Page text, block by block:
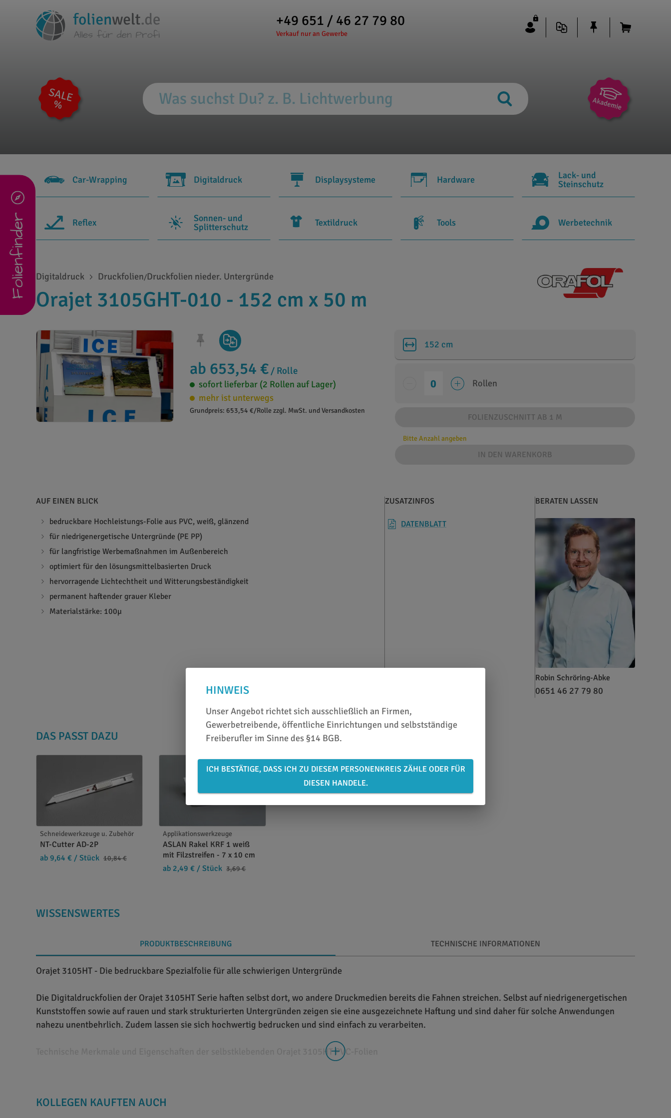
+49 651 / 46 27 79 80
Verkauf nur an Gewerbe
Car-Wrapping Digitaldruck Displaysysteme Hardware
Lack- und
Steinschutz
Reflex
Sonnen- und
Splitterschutz
Textildruck Tools Werbetechnik
Folienfinder Digitaldruck Druckfolien/Druckfolien nieder. Untergründe
Orajet 3105GHT-010 - 152 cm x 50 m
ab 653,54 € / Rolle
sofort lieferbar (2 Rollen auf Lager)
mehr ist unterwegs
Grundpreis: 653,54 €/Rolle zzgl. MwSt. und Versandkosten
152 cm
Rollen
FOLIENZUSCHNITT AB 1 M
Bitte Anzahl angeben
IN DEN WARENKORB
AUF EINEN BLICK
bedruckbare Hochleistungs-Folie aus PVC, weiß, glänzend
für niedrigenergetische Untergründe (PE PP)
für langfristige Werbemaßnahmen im Außenbereich
optimiert für den lösungsmittelbasierten Druck
hervorragende Lichtechtheit und Witterungsbeständigkeit
permanent haftender grauer Kleber
Materialstärke: 100µ
ZUSATZINFOS
DATENBLATT
BERATEN LASSEN
Robin Schröring-Abke
0651 46 27 79 80
DAS PASST DAZU
Schneidewerkzeuge u. Zubehör
NT-Cutter AD-2P
ab 9,64 € / Stück 10,84 €
Applikationswerkzeuge
ASLAN Rakel KRF 1 weiß
mit Filzstreifen - 7 x 10 cm
ab 2,49 € / Stück 3,69 €
WISSENSWERTES
PRODUKTBESCHREIBUNG TECHNISCHE INFORMATIONEN
Orajet 3105HT - Die bedruckbare Spezialfolie für alle schwierigen Untergründe
Die Digitaldruckfolien der Orajet 3105HT Serie haften selbst dort, wo andere Druckmedien bereits die Fahnen streichen. Selbst auf niedrigenergetischen
Kunststoffen sowie auf rauen und stark strukturierten Untergründen zeigen sie eine ausgezeichnete Haftung und sind daher für solche Anwendungen
nahezu unentbehrlich. Zudem lassen sie sich hochwertig bedrucken und sind einfach zu verarbeiten.
Technische Merkmale und Eigenschaften der selbstklebenden Orajet 3105HT PVC-Folien
Kleber versehen, der eine hohe Anfangs- und Endhaftung gewährleistet, sodass Die Orajet 3105HT Druckfolie auf glatten wie strukturierten Untergründen
KOLLEGEN KAUFTEN AUCH
HINWEIS
Unser Angebot richtet sich ausschließlich an Firmen,
Gewerbetreibende, öffentliche Einrichtungen und selbstständige
Freiberufler im Sinne des §14 BGB.
ICH BESTÄTIGE, DASS ICH ZU DIESEM PERSONENKREIS ZÄHLE ODER FÜR
DIESEN HANDELE.